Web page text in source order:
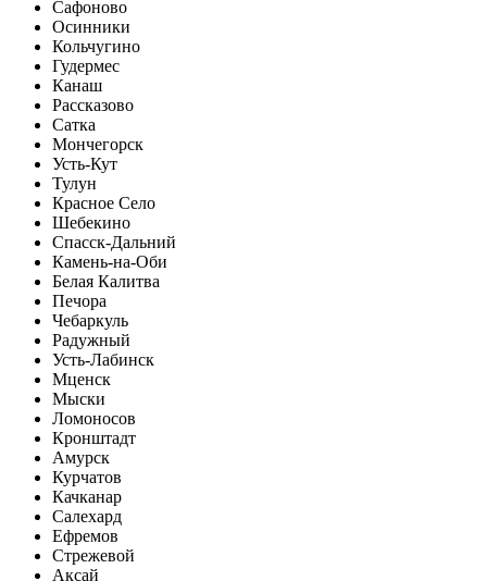
Сафоново
Осинники
Кольчугино
Гудермес
Канаш
Рассказово
Сатка
Мончегорск
Усть-Кут
Тулун
Красное Село
Шебекино
Спасск-Дальний
Камень-на-Оби
Белая Калитва
Печора
Чебаркуль
Радужный
Усть-Лабинск
Мценск
Мыски
Ломоносов
Кронштадт
Амурск
Курчатов
Качканар
Салехард
Ефремов
Стрежевой
Аксай